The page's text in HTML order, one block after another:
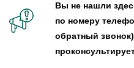
Вы не нашли
по номеру
обратный